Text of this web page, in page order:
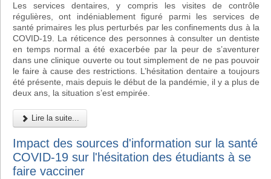
Les services dentaires, y compris les visites de contrôle
régulières, ont indéniablement figuré parmi les services de
santé primaires les plus perturbés par les confinements dus à la
COVID-19. La réticence des personnes à consulter un dentiste
en temps normal a été exacerbée par la peur de s’aventurer
dans une clinique ouverte ou tout simplement de ne pas pouvoir
le faire à cause des restrictions. L’hésitation dentaire a toujours
été présente, mais depuis le début de la pandémie, il y a plus de
deux ans, la situation s’est empirée.
Lire la suite...
Impact des sources d'information sur la santé
COVID-19 sur l'hésitation des étudiants à se
faire vacciner